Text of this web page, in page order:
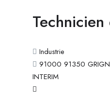
Industrie
91000 91350
INTERIM